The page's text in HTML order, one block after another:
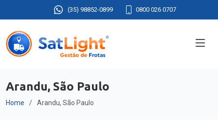
(35) 98852-0899 0800 026 0707
Arandu, São Paulo
Home Arandu, São Paulo